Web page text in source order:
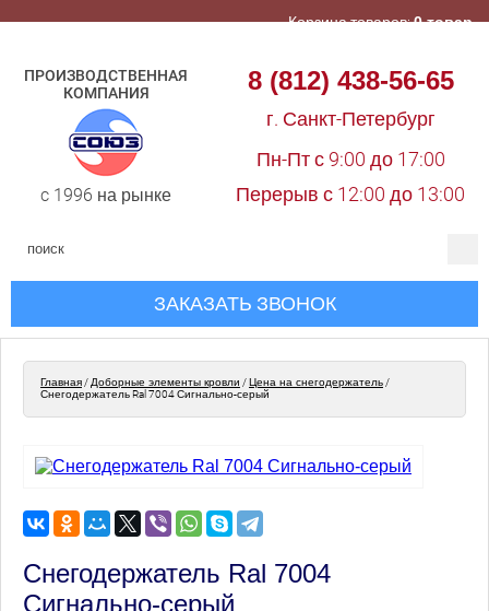
ПРОИЗВОДСТВЕННАЯ
КОМПАНИЯ
c 1996 на рынке
8 (812) 438-56-65
г. Санкт-Петербург
Пн-Пт с 9:00 до 17:00
Перерыв с 12:00 до 13:00
Корзина товаров:0 товар
ЗАКАЗАТЬ ЗВОНОК
Главная / Доборные элементы кровли /Цена на снегодержатель /
Снегодержатель Ral 7004 Сигнально-серый
Снегодержатель Ral 7004
Сигнально-серый